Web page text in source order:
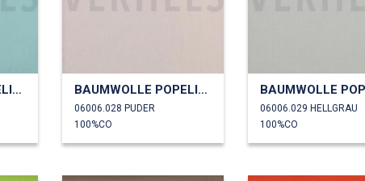
BAUMWOLLE POPELINE BAUMWOLLE POPELINE
06006.028 PUDER
100%CO
06006.029 HELLGRAU
100%CO